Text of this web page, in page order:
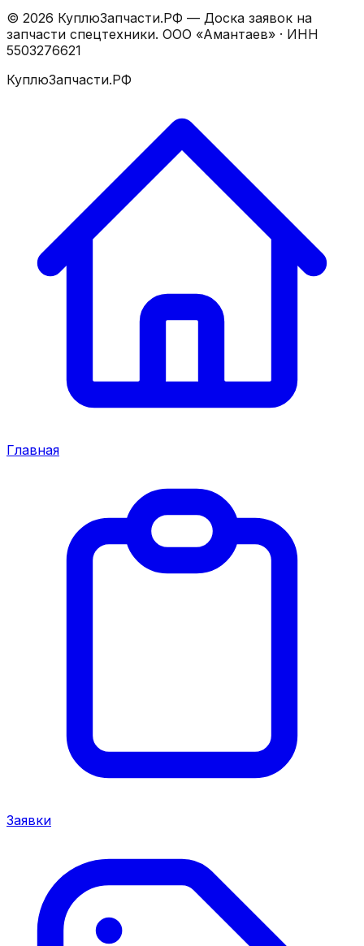
© 2026 КуплюЗапчасти.РФ — Доска заявок на
запчасти спецтехники. ООО «Амантаев» · ИНН
5503276621
КуплюЗапчасти.РФ
Главная
Заявки